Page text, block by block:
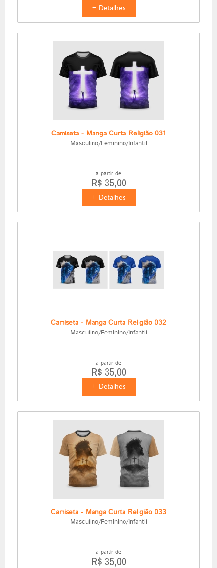
+ Detalhes
Camiseta - Manga Curta Religião 031
Masculino/Feminino/Infantil
a partir de
R$ 35,00
+ Detalhes
Camiseta - Manga Curta Religião 032
Masculino/Feminino/Infantil
a partir de
R$ 35,00
+ Detalhes
Camiseta - Manga Curta Religião 033
Masculino/Feminino/Infantil
a partir de
R$ 35,00